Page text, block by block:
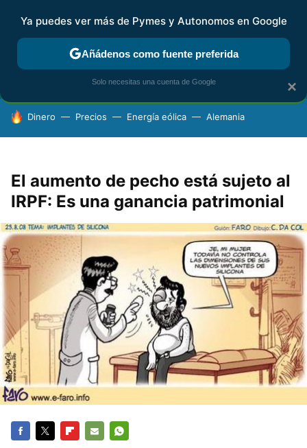
FISCALIDAD Y CONTABILIDAD KIT DIGITAL RENTA
HOY SE HABLA DE
Dinero Precios Energía eólica Alemania
El aumento de pecho está sujeto al
IRPF: Es una ganancia patrimonial
×
Ya puedes ver más de Pymes y Autonomos en Google
Añádenos como fuente preferida
Solo necesitas una cuenta de Google